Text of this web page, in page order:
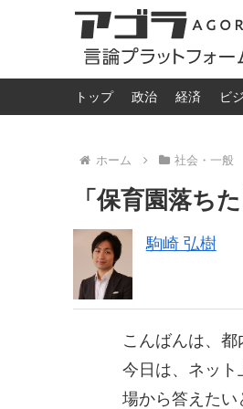
トップ 政治 経済 ビ
ホーム 社会・一般
「保育園落ち
駒崎 弘樹
こんばんは、
今日は、ネット
場から答えたい